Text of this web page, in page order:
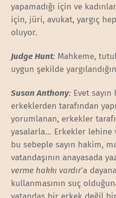
yapamadığı için ve
için, jüri, avukat, yargıç
oluyor.
Judge Hunt: Mahkeme,
uygun şekilde
Susan Anthony: Evet
erkeklerden tarafından
yorumlanan, erkekler
yasalarla… Erkekler lehine
bu sebeple sayın hakim,
vatandaşının anayasada
verme hakkı vardır’a
kullanmasının suç